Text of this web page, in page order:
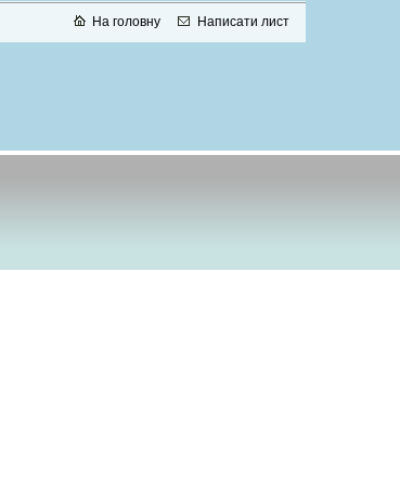
На головну Написати лист